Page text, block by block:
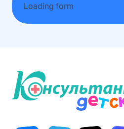
Loading form